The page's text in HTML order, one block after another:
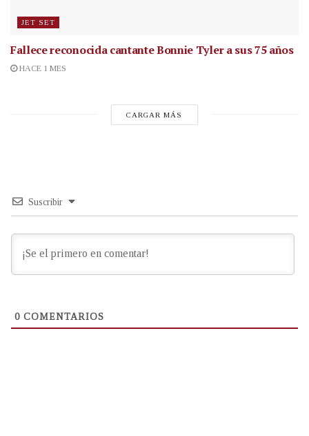
JET SET
Fallece reconocida cantanteBonnie Tyler a sus 75 años
HACE 1 MES
CARGAR MÁS
Suscribir
0 COMENTARIOS